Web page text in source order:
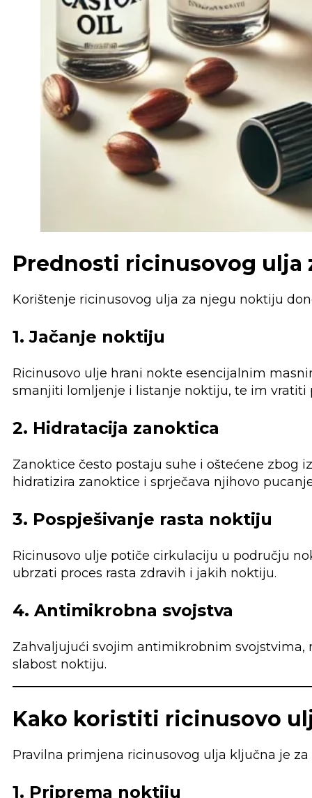
Prednosti ricinusovog ulja
Korištenje ricinusovog ulja za njegu noktiju
1. Jačanje noktiju
Ricinusovo ulje hrani nokte esencijalnim
smanjiti lomljenje i listanje noktiju, te im vratiti
2. Hidratacija zanoktica
Zanoktice često postaju suhe i oštećene zbog
hidratizira zanoktice i sprječava njihovo
3. Pospješivanje rasta noktiju
Ricinusovo ulje potiče cirkulaciju u području
ubrzati proces rasta zdravih i jakih noktiju.
4. Antimikrobna svojstva
Zahvaljujući svojim antimikrobnim
slabost noktiju.
Kako koristiti ricinusovo
Pravilna primjena ricinusovog ulja ključna je
1. Priprema noktiju